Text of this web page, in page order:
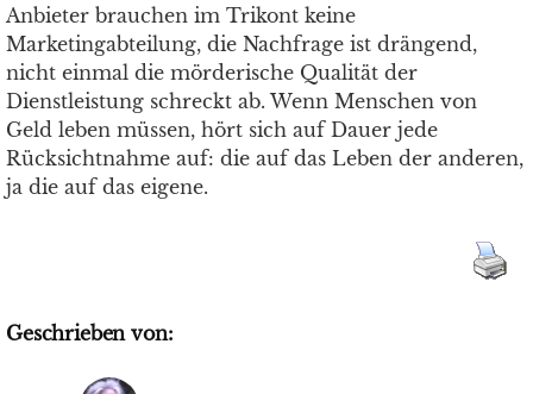
Anbieter brauchen im Trikont keine
Marketingabteilung, die Nachfrage ist drängend,
nicht einmal die mörderische Qualität der
Dienstleistung schreckt ab. Wenn Menschen von
Geld leben müssen, hört sich auf Dauer jede
Rücksichtnahme auf: die auf das Leben der anderen,
ja die auf das eigene.
Geschrieben von: